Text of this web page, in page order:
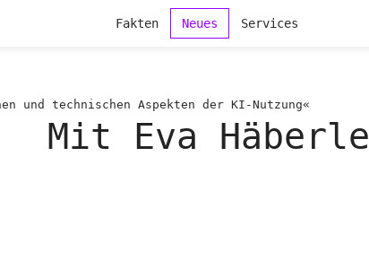
Fakten Neues Services
und technischen Aspekten der KI-Nutzung«
Mit Eva Häberle